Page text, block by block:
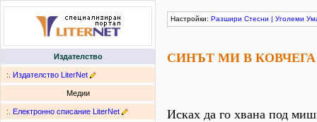
Издателство
:. Издателство LiterNet
Медии
:. Електронно списание LiterNet
Настройки: Разшири Стесни | Уголеми
СИНЪТ МИ В КОВЧЕГА
Исках да го хвана под